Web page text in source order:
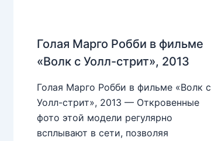
Голая Марго Робби в фильме
«Волк с Уолл-стрит», 2013
Голая Марго Робби в фильме «Волк с
Уолл-стрит», 2013 — Откровенные
фото этой модели регулярно
всплывают в сети, позволяя